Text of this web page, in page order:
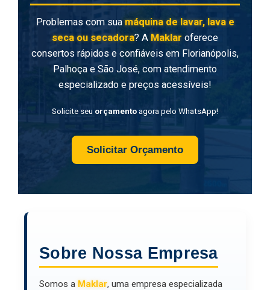
Problemas com suamáquina de lavar, lava e
seca ou secadora? A Maklar oferece
consertos rápidos e confiáveis em Florianópolis,
Palhoça e São José, com atendimento
especializado e preços acessíveis!
Solicite seu orçamentoagora pelo WhatsApp!
Solicitar Orçamento
Sobre Nossa Empresa
Somos a Maklar, uma empresa especializada